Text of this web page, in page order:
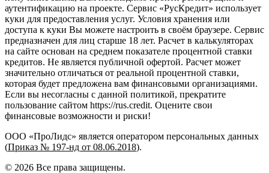
аутентификацию на проекте. Сервис «РусКредит» использует
куки для предоставления услуг. Условия хранения или
доступа к куки Вы можете настроить в своём браузере. Сервис
предназначен для лиц старше 18 лет. Расчет в калькуляторах
на сайте основан на среднем показателе процентной ставки
кредитов. Не является публичной офертой. Расчет может
значительно отличаться от реальной процентной ставки,
которая будет предложена вам финансовыми организациями.
Если вы несогласны с данной политикой, прекратите
пользование сайтом https://rus.credit. Оцените свои
финансовые возможности и риски!
ООО «ПроЛидс» является оператором персональных данных
(Приказ № 197-нд от 08.06.2018).
© 2026 Все права защищены.